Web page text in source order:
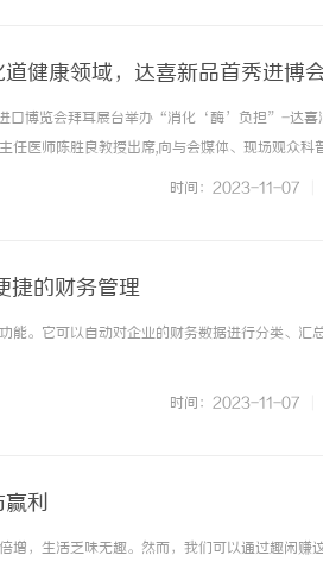
健康领域，达喜新品首秀进博
口博览会拜耳展台举办“消化‘酶’负担”-达喜
任医师陈胜良教授出席,向与会媒体、现场观众科
科普交流。此次进博首秀的达喜®复方消化酶胶
时间：2023-11-07
捷的财务管理
能。它可以自动对企业的财务数据进行分类、汇
时间：2023-11-07
利
增，生活乏味无趣。然而，我们可以通过趣闲赚